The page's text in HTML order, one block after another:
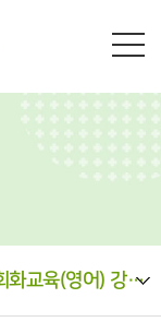
노년사회화교육(영어) 강사 위촉 공고 > 채용공고